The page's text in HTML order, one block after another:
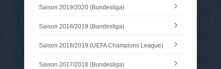
Saison 2019/2020 (Bundesliga)
Saison 2018/2019 (Bundesliga)
Saison 2018/2019 (UEFA Champions League)
Saison 2017/2018 (Bundesliga)